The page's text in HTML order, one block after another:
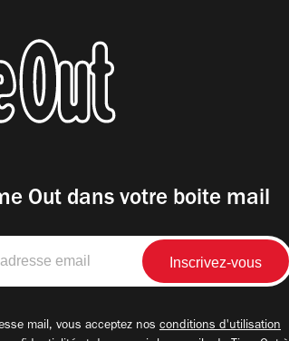
Out dans votre boite mail
mail, vous acceptez nos conditions d'utilisation